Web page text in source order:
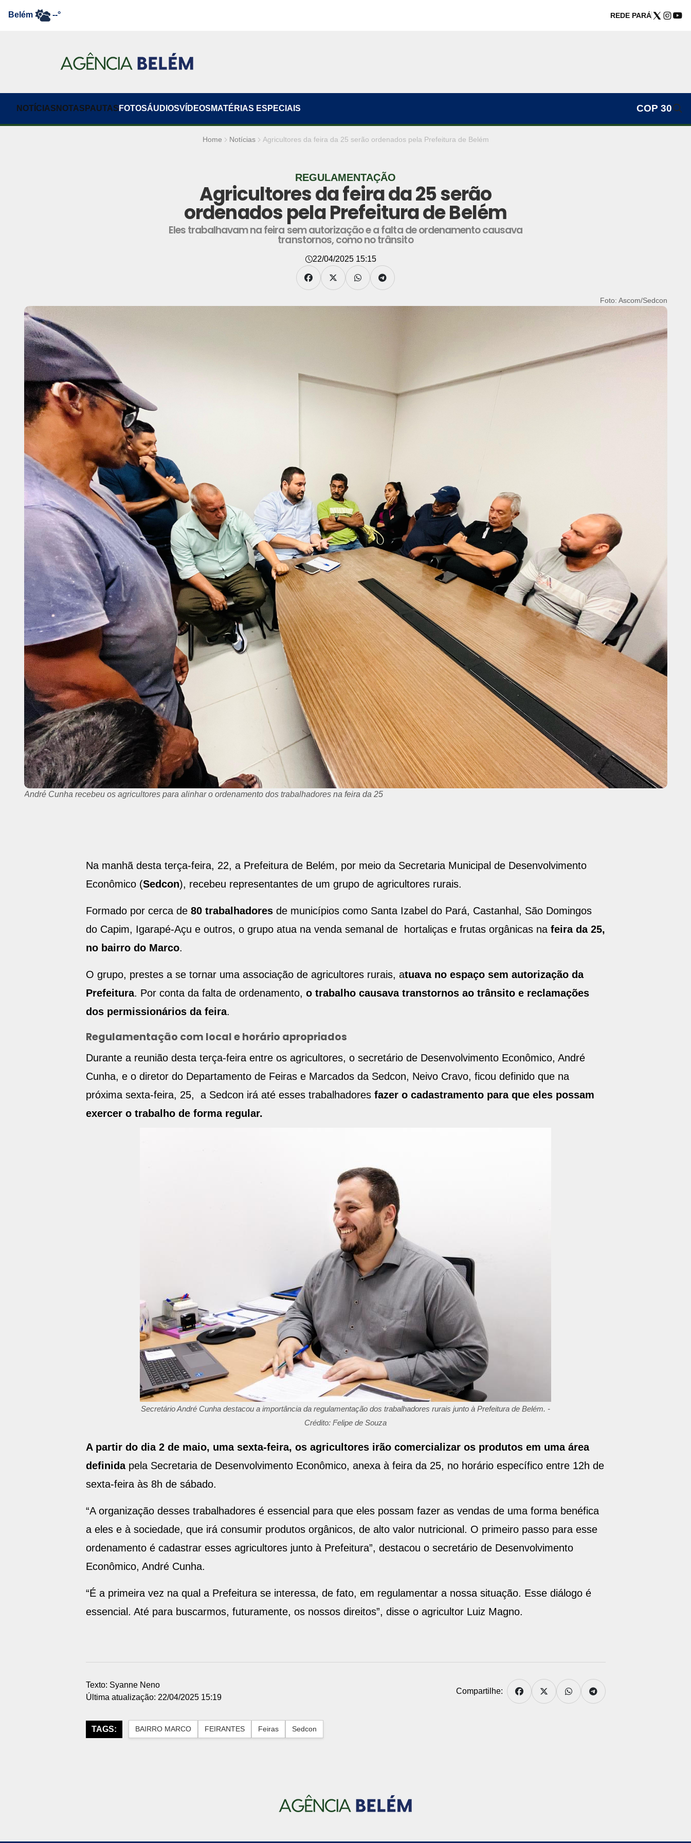
Belém --° REDE PARÁ
NOTÍCIAS NOTAS PAUTAS FOTOSÁUDIOSVÍDEOS MATÉRIAS ESPECIAIS COP 30
Home Notícias Agricultores da feira da 25 serão ordenados pela Prefeitura de Belém
REGULAMENTAÇÃO
Agricultores da feira da 25 serão
ordenados pela Prefeitura de Belém
Eles trabalhavam na feira sem autorização e a falta de ordenamento causava
transtornos, como no trânsito
22/04/2025 15:15
Foto: Ascom/Sedcon
André Cunha recebeu os agricultores para alinhar o ordenamento dos trabalhadores na feira da 25
Na manhã desta terça-feira, 22, a Prefeitura de Belém, por meio da Secretaria Municipal de Desenvolvimento
Econômico (Sedcon), recebeu representantes de um grupo de agricultores rurais.
Formado por cerca de 80 trabalhadoresde municípios como Santa Izabel do Pará, Castanhal, São Domingos
do Capim, Igarapé-Açu e outros, o grupo atua na venda semanal de hortaliças e frutas orgânicas na feira da 25,
no bairro do Marco.
O grupo, prestes a se tornar uma associação de agricultores rurais, atuava no espaço sem autorização da
Prefeitura. Por conta da falta de ordenamento, o trabalho causava transtornos ao trânsito e reclamações
dos permissionários da feira.
Regulamentação com local e horário apropriados
Durante a reunião desta terça-feira entre os agricultores, o secretário de Desenvolvimento Econômico, André
Cunha, e o diretor do Departamento de Feiras e Marcados da Sedcon, Neivo Cravo, ficou definido que na
próxima sexta-feira, 25, a Sedcon irá até esses trabalhadores fazer o cadastramento para que eles possam
exercer o trabalho de forma regular.
Secretário André Cunha destacou a importância da regulamentação dos trabalhadores rurais junto à Prefeitura de Belém. -
Crédito: Felipe de Souza
A partir do dia 2 de maio, uma sexta-feira, os agricultores irão comercializar os produtos em uma área
definidapela Secretaria de Desenvolvimento Econômico, anexa à feira da 25, no horário específico entre 12h de
sexta-feira às 8h de sábado.
“A organização desses trabalhadores é essencial para que eles possam fazer as vendas de uma forma benéfica
a eles e à sociedade, que irá consumir produtos orgânicos, de alto valor nutricional. O primeiro passo para esse
ordenamento é cadastrar esses agricultores junto à Prefeitura”, destacou o secretário de Desenvolvimento
Econômico, André Cunha.
“É a primeira vez na qual a Prefeitura se interessa, de fato, em regulamentar a nossa situação. Esse diálogo é
essencial. Até para buscarmos, futuramente, os nossos direitos”, disse o agricultor Luiz Magno.
Texto: Syanne Neno
Última atualização: 22/04/2025 15:19
Compartilhe:
TAGS: BAIRRO MARCO FEIRANTES Feiras Sedcon